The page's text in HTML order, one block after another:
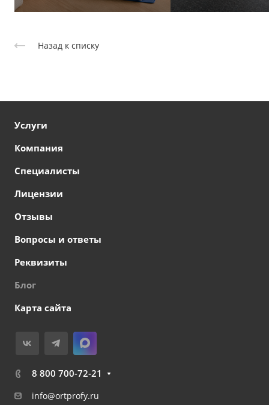
Назад к списку
Услуги
Компания
Специалисты
Лицензии
Отзывы
Вопросы и ответы
Реквизиты
Блог
Карта сайта
8 800 700-72-21
info@ortprofy.ru